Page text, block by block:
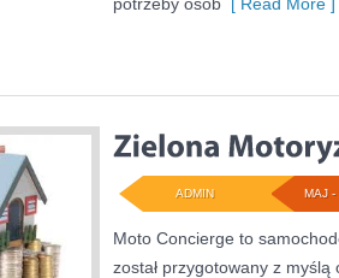
MAJ -
ADMIN
Moto Concierge to
został przygotowany z